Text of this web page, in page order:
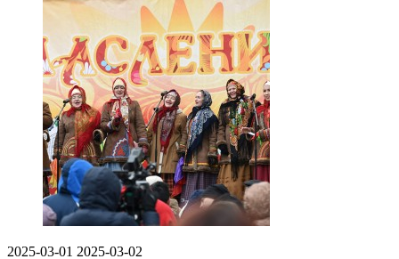
2025-03-01 2025-03-02